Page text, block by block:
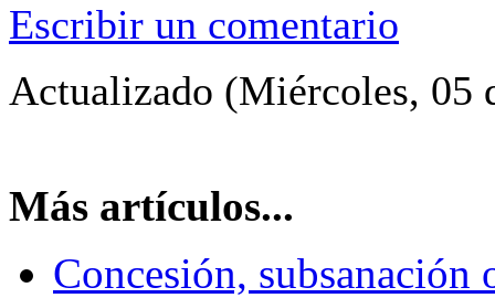
Escribir un comentario
Actualizado (Miércoles, 05
Más artículos...
Concesión, subsanación